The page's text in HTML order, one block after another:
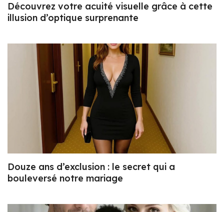
Découvrez votre acuité visuelle grâce à cette
illusion d’optique surprenante
Douze ans d’exclusion : le secret qui a
bouleversé notre mariage